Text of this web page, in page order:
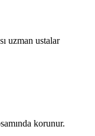
uzman ustalar
korunur.